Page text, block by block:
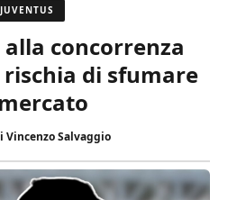
concorrenza
rischia di sfumare
Vincenzo Salvaggio